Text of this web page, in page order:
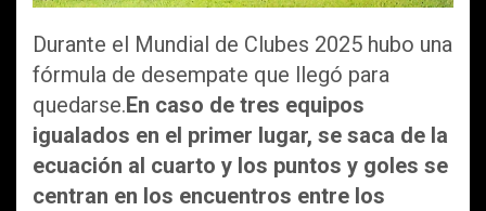
Durante el Mundial de Clubes 2025 hubo una
fórmula de desempate que llegó para
quedarse.En caso de tres equipos
igualados en el primer lugar, se saca de la
ecuación al cuarto y los puntos y goles se
centran en los encuentros entre los